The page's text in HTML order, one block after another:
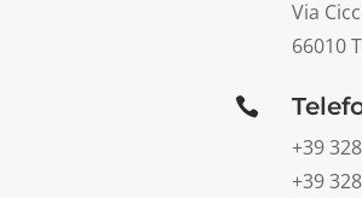
Via
66010

+39
+39